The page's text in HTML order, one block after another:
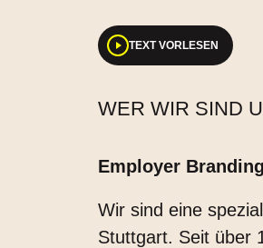
TEXT VORLESEN
WER WIR SIND
Employer
Wir sind eine
Stuttgart. Seit über